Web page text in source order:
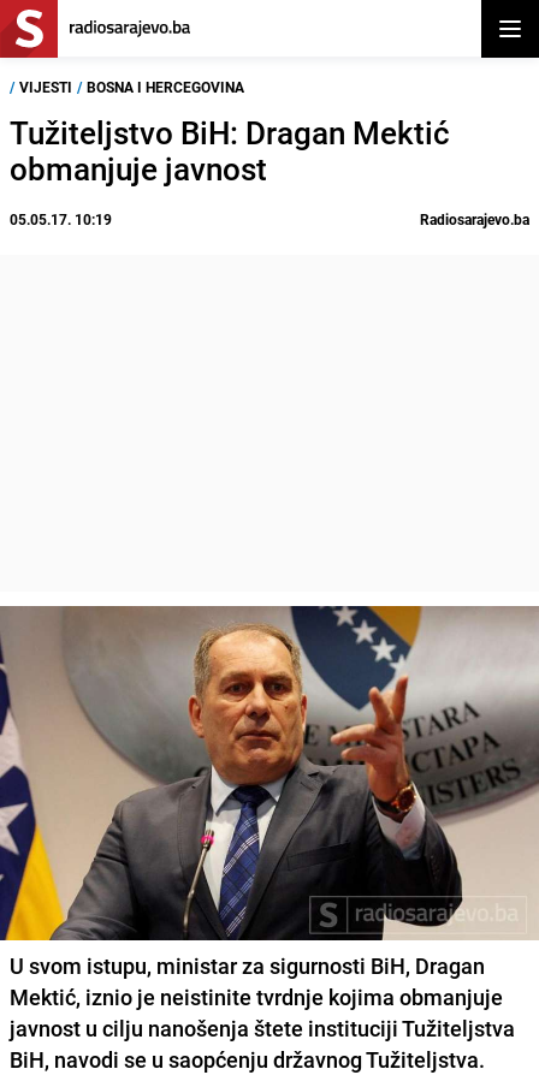
/ VIJESTI / BOSNA I HERCEGOVINA
Tužiteljstvo BiH: Dragan Mektić
obmanjuje javnost
05.05.17. 10:19 Radiosarajevo.ba
U svom istupu, ministar za sigurnosti BiH, Dragan
Mektić, iznio je neistinite tvrdnje kojima obmanjuje
javnost u cilju nanošenja štete instituciji Tužiteljstva
BiH, navodi se u saopćenju državnog Tužiteljstva.